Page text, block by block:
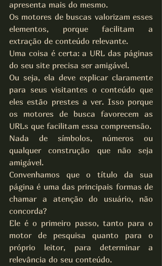
apresenta mais do mesmo.
Os motores de buscas valorizam esses
elementos, porque facilitam a
extração de conteúdo relevante.
Uma coisa é certa: a URL das páginas
do seu site precisa ser amigável.
Ou seja, ela deve explicar claramente
para seus visitantes o conteúdo que
eles estão prestes a ver. Isso porque
os motores de busca favorecem as
URLs que facilitam essa compreensão.
Nada de símbolos, números ou
qualquer construção que não seja
amigável.
Convenhamos que o título da sua
página é uma das principais formas de
chamar a atenção do usuário, não
concorda?
Ele é o primeiro passo, tanto para o
motor de pesquisa quanto para o
próprio leitor, para determinar a
relevância do seu conteúdo.